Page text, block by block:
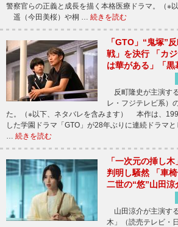
警察官らの正義と成長を描く本格医療ドラマ。（※
遥（今田美桜）や桐 … 続きを読む
「GTO」“鬼塚”
戦」を決行 「カ
は華がある」「黒
反町隆史が主演す
レ・フジテレビ系）
た。（※以下、ネタバレを含みます） 本作は、
した学園ドラマ「GTO」が28年ぶりに連続ドラマ
… 続きを読む
「一次元の挿し
判明し騒然 「車
二世の“悠”山田涼
山田涼介が主演す
木」（読売テレビ・